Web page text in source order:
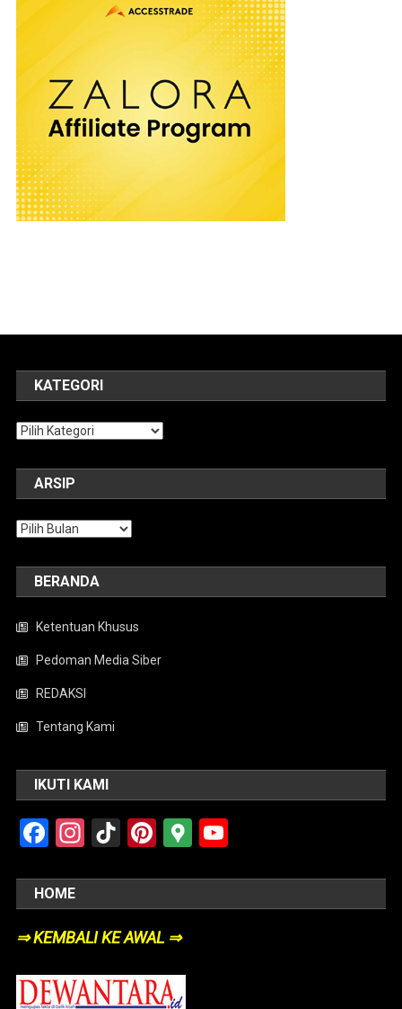
KATEGORI
Kategori
ARSIP
Arsip
BERANDA
Ketentuan Khusus
Pedoman Media Siber
REDAKSI
Tentang Kami
IKUTI KAMI
Facebook
Instagram
TikTokPinterest
Google
HOME
⇒ KEMBALI KE AWAL ⇒